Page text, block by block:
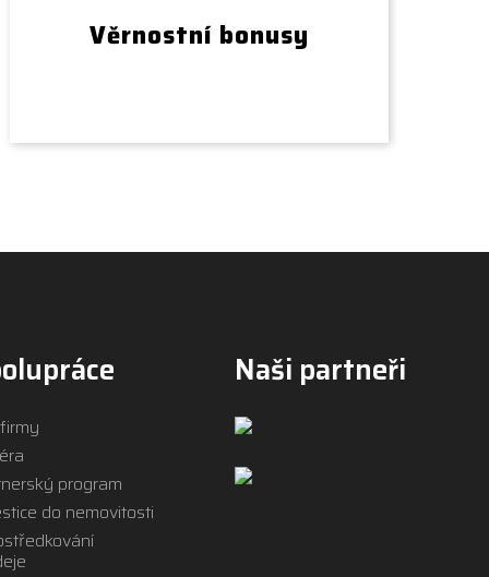
Věrnostní bonusy
program
do nemovitosti
Naši partneři